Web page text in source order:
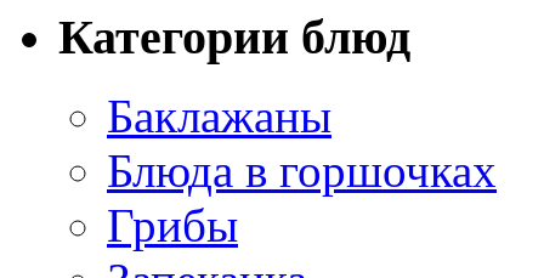
Категории блюд
Баклажаны
Блюда в горшочках
Грибы